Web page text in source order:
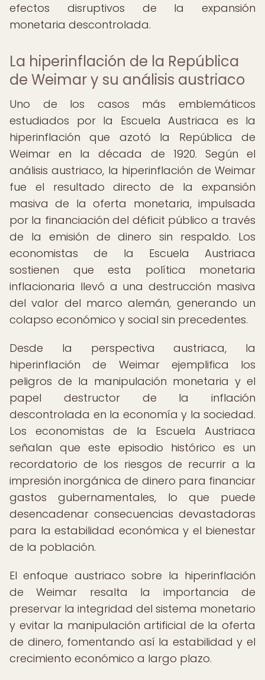
efectos disruptivos de la expansión
monetaria descontrolada.
La hiperinflación de la República
de Weimar y su análisis austriaco
Uno de los casos más emblemáticos
estudiados por la Escuela Austriaca es la
hiperinflación que azotó la República de
Weimar en la década de 1920. Según el
análisis austriaco, la hiperinflación de Weimar
fue el resultado directo de la expansión
masiva de la oferta monetaria, impulsada
por la financiación del déficit público a través
de la emisión de dinero sin respaldo. Los
economistas de la Escuela Austriaca
sostienen que esta política monetaria
inflacionaria llevó a una destrucción masiva
del valor del marco alemán, generando un
colapso económico y social sin precedentes.
Desde la perspectiva austriaca, la
hiperinflación de Weimar ejemplifica los
peligros de la manipulación monetaria y el
papel destructor de la inflación
descontrolada en la economía y la sociedad.
Los economistas de la Escuela Austriaca
señalan que este episodio histórico es un
recordatorio de los riesgos de recurrir a la
impresión inorgánica de dinero para financiar
gastos gubernamentales, lo que puede
desencadenar consecuencias devastadoras
para la estabilidad económica y el bienestar
de la población.
El enfoque austriaco sobre la hiperinflación
de Weimar resalta la importancia de
preservar la integridad del sistema monetario
y evitar la manipulación artificial de la oferta
de dinero, fomentando así la estabilidad y el
crecimiento económico a largo plazo.